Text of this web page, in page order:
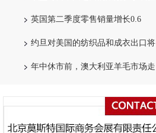
英国第二季度零售销量增长0.6
约旦对美国的纺织品和成衣出口将
年中休市前，澳大利亚羊毛市场走